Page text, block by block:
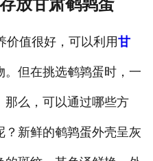
加入新东方
联系我们
放甘肃鹌鹑蛋
价值很好，可以利用甘
。但在挑选鹌鹑蛋时，一
那么，可以通过哪些方
新鲜的鹌鹑蛋外壳呈灰